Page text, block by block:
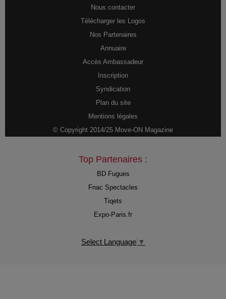
Nous contacter
Télécharger les Logos
Nos Partenaires
Annuaire
Accès Ambassadeur
Inscription
Syndication
Plan du site
Mentions légales
© Copyright 2014/25 Move-ON Magazine
Top Partenaires :
BD Fugues
Fnac Spectacles
Tiqets
Expo-Paris.fr
Select Language ▼